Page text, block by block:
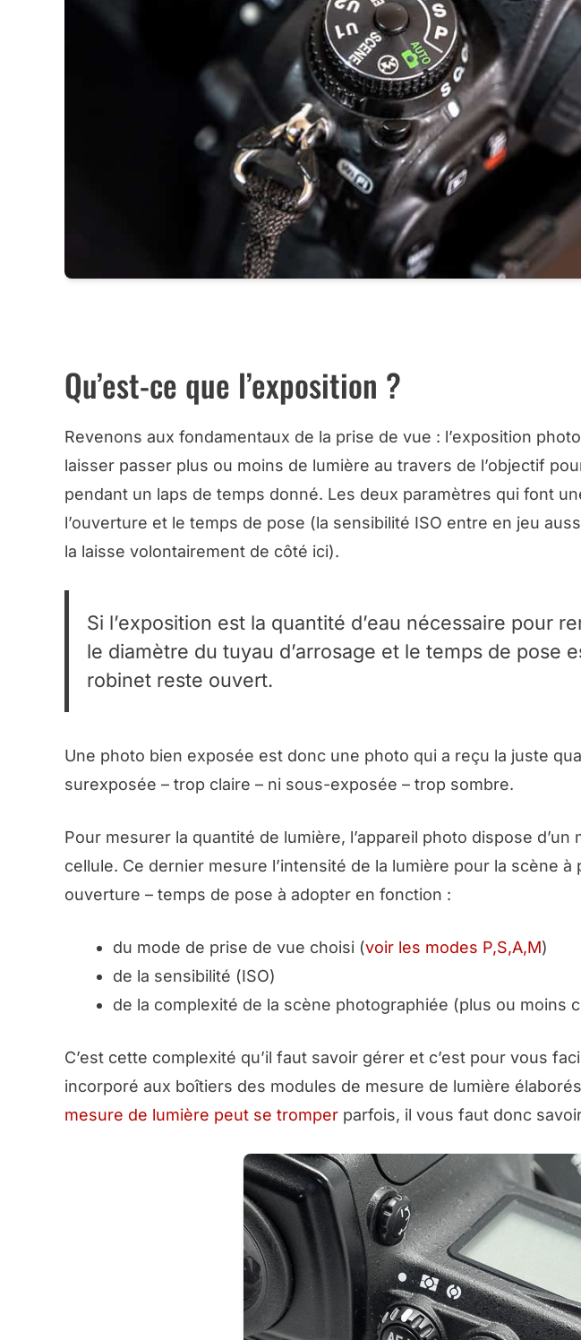
Qu’est-ce que l’exposition ?
Revenons aux fondamentaux de la prise de vue : l’exposition
laisser passer plus ou moins de lumière au travers de l’objectif
pendant un laps de temps donné. Les deux paramètres qui font
l’ouverture et le temps de pose (la sensibilité ISO entre en jeu
la laisse volontairement de côté ici).
Si l’exposition est la quantité d’eau nécessaire pour
le diamètre du tuyau d’arrosage et le temps de pose
robinet reste ouvert.
Une photo bien exposée est donc une photo qui a reçu la juste
surexposée – trop claire – ni sous-exposée – trop sombre.
Pour mesurer la quantité de lumière, l’appareil photo dispose
cellule. Ce dernier mesure l’intensité de la lumière pour la scène
ouverture – temps de pose à adopter en fonction :
du mode de prise de vue choisi (voir les modes P,S,A,M)
de la sensibilité (ISO)
de la complexité de la scène photographiée (plus ou moins
C’est cette complexité qu’il faut savoir gérer et c’est pour vous
incorporé aux boîtiers des modules de mesure de lumière
mesure de lumière peut se tromper parfois, il vous faut donc